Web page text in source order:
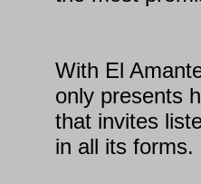
With El
only presents
that invites
in all its forms.